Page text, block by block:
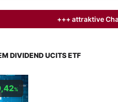
+++ attraktive
DIVIDEND UCITS ETF
%